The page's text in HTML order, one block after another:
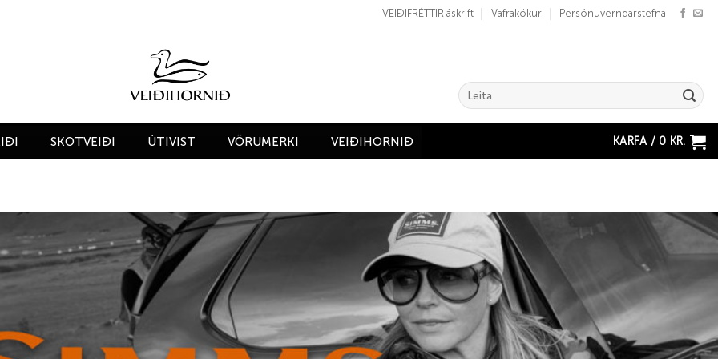
VEIÐIFRÉTTIR áskrift Vafrakökur Persónuverndarstefna
Search
for:
SKOTVEIÐI ÚTIVIST VÖRUMERKI VEIÐIHORNIÐ KARFA / 0 KR.